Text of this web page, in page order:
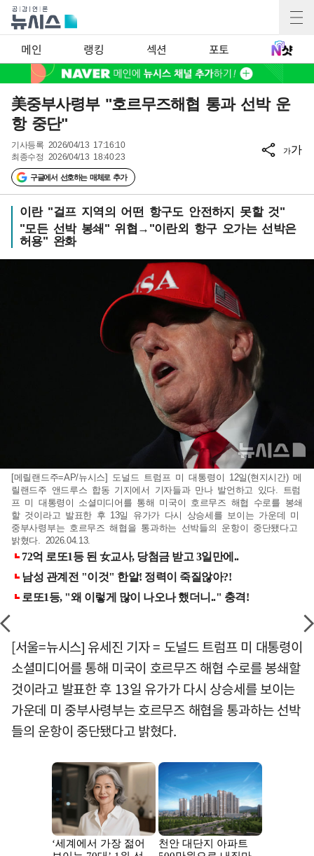
메인 랭킹 섹션 포토
美중부사령부 "호르무즈해협 통과 선박 운
항 중단"
기사등록 2026/04/13 17:16:10
최종수정 2026/04/13 18:40:23
구글에서 선호하는 매체로 추가
가가
이란 "걸프 지역의 어떤 항구도 안전하지 못할 것"
"모든 선박 봉쇄" 위협→"이란외 항구 오가는 선박은
허용" 완화
[메릴랜드주=AP/뉴시스] 도널드 트럼프 미 대통령이 12일(현지시간) 메
릴랜드주 앤드루스 합동 기지에서 기자들과 만나 발언하고 있다. 트럼
프 미 대통령이 소셜미디어를 통해 미국이 호르무즈 해협 수로를 봉쇄
할 것이라고 발표한 후 13일 유가가 다시 상승세를 보이는 가운데 미
중부사령부는 호르무즈 해협을 통과하는 선박들의 운항이 중단됐다고
밝혔다. 2026.04.13.
[서울=뉴시스] 유세진 기자 = 도널드 트럼프 미 대통령이
소셜미디어를 통해 미국이 호르무즈 해협 수로를 봉쇄할
것이라고 발표한 후 13일 유가가 다시 상승세를 보이는
가운데 미 중부사령부는 호르무즈 해협을 통과하는 선박
들의 운항이 중단됐다고 밝혔다.